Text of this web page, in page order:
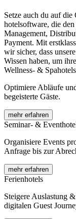
Setze auch du auf
hotelsoftware, die
Management,
Payment. Mit
wir sicher, dass
Wissen haben, um
Wellness- & Spahotels
Optimiere Abläufe
begeisterte Gäste.
mehr erfahren
Seminar- &
Organisiere Events
Anfrage bis zur
mehr erfahren
Ferienhotels
Steigere Auslastung
digitalen Guest